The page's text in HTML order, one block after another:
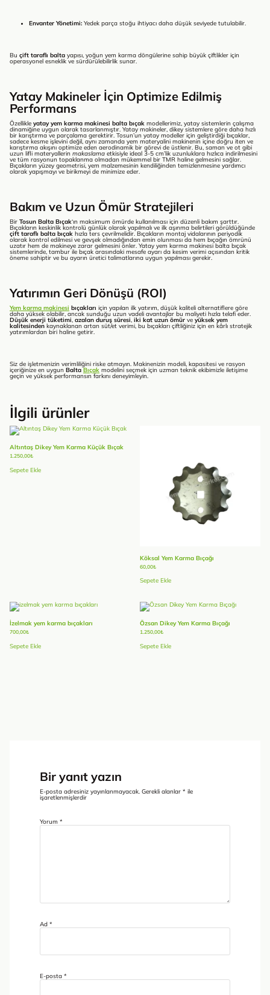
Envanter Yönetimi: Yedek parça stoğu ihtiyacı daha düşük seviyede tutulabilir.
Bu çift taraflı balta yapısı, yoğun yem karma döngülerine sahip büyük çiftlikler için
operasyonel esneklik ve sürdürülebilirlik sunar.
Yatay Makineler İçin Optimize Edilmiş
Performans
Özellikle yatay yem karma makinesi balta bıçak modellerimiz, yatay sistemlerin çalışma
dinamiğine uygun olarak tasarlanmıştır. Yatay makineler, dikey sistemlere göre daha hızlı
bir karıştırma ve parçalama gerektirir. Tosun’un yatay modeller için geliştirdiği bıçaklar,
sadece kesme işlevini değil, aynı zamanda yem materyalini makinenin içine doğru iten ve
karıştırma akışını optimize eden aerodinamik bir görevi de üstlenir. Bu, saman ve ot gibi
uzun lifli materyallerin makaslama etkisiyle ideal 3-5 cm’lik uzunluklara hızlıca indirilmesini
ve tüm rasyonun topaklanma olmadan mükemmel bir TMR haline gelmesini sağlar.
Bıçakların yüzey geometrisi, yem malzemesinin kendiliğinden temizlenmesine yardımcı
olarak yapışmayı ve birikmeyi de minimize eder.
Bakım ve Uzun Ömür Stratejileri
Bir Tosun Balta Bıçak‘ın maksimum ömürde kullanılması için düzenli bakım şarttır.
Bıçakların keskinlik kontrolü günlük olarak yapılmalı ve ilk aşınma belirtileri görüldüğünde
çift taraflı balta bıçak hızla ters çevrilmelidir. Bıçakların montaj vidalarının periyodik
olarak kontrol edilmesi ve gevşek olmadığından emin olunması da hem bıçağın ömrünü
uzatır hem de makineye zarar gelmesini önler. Yatay yem karma makinesi balta bıçak
sistemlerinde, tambur ile bıçak arasındaki mesafe ayarı da kesim verimi açısından kritik
öneme sahiptir ve bu ayarın üretici talimatlarına uygun yapılması gerekir.
Yatırımın Geri Dönüşü (ROI)
Yem karma makinesi bıçakları için yapılan ilk yatırım, düşük kaliteli alternatiflere göre
daha yüksek olabilir, ancak sunduğu uzun vadeli avantajlar bu maliyeti hızla telafi eder.
Düşük enerji tüketimi, azalan duruş süresi, iki kat uzun ömür ve yüksek yem
kalitesinden kaynaklanan artan süt/et verimi, bu bıçakları çiftliğiniz için en kârlı stratejik
yatırımlardan biri haline getirir.
Siz de işletmenizin verimliliğini riske atmayın. Makinenizin modeli, kapasitesi ve rasyon
içeriğinize en uygun BaltaBıçak modelini seçmek için uzman teknik ekibimizle iletişime
geçin ve yüksek performansın farkını deneyimleyin.
İlgili ürünler
Altıntaş Dikey Yem Karma Küçük Bıçak
1.250,00₺
Sepete Ekle
Köksal Yem Karma Bıçağı
60,00₺
Sepete Ekle
İzelmak yem karma bıçakları
700,00₺
Sepete Ekle
Özsan Dikey Yem Karma Bıçağı
1.250,00₺
Sepete Ekle
Bir yanıt yazın
E-posta adresiniz yayınlanmayacak. Gerekli alanlar * ile
işaretlenmişlerdir
Yorum *
Ad *
E-posta *